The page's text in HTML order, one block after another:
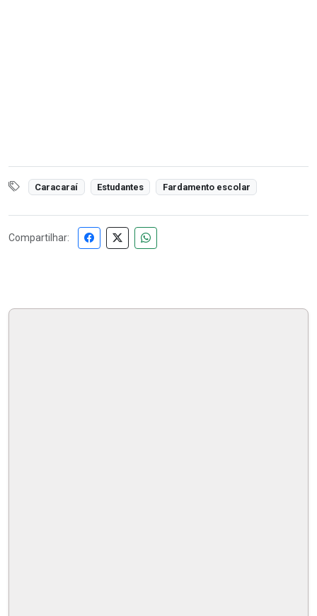
Caracaraí Estudantes Fardamento escolar
Compartilhar: